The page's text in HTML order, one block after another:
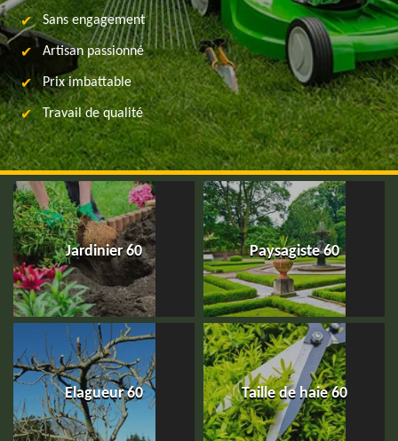
Sans engagement
Artisan passionné
Prix imbattable
Travail de qualité
Jardinier 60 Paysagiste 60
Elagueur 60 Taille de haie 60